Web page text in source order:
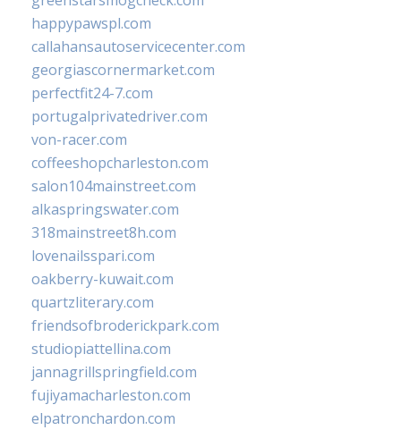
happypawspl.com
callahansautoservicecenter.com
georgiascornermarket.com
perfectfit24-7.com
portugalprivatedriver.com
von-racer.com
coffeeshopcharleston.com
salon104mainstreet.com
alkaspringswater.com
318mainstreet8h.com
lovenailsspari.com
oakberry-kuwait.com
quartzliterary.com
friendsofbroderickpark.com
studiopiattellina.com
jannagrillspringfield.com
fujiyamacharleston.com
elpatronchardon.com